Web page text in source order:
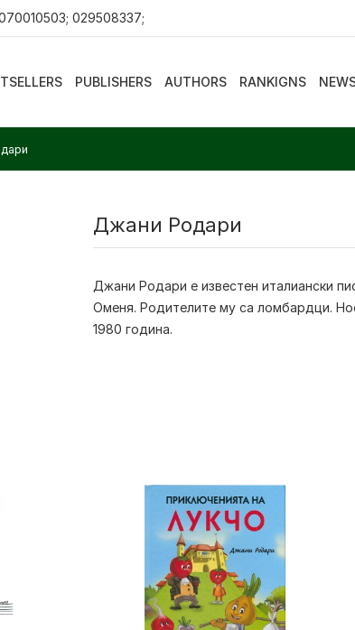
029508337;
PUBLISHERS AUTHORS RANKIGNS
Джани Родари
Джани Родари е известен италиански
Оменя. Родителите му са ломбардци.
1980 година.